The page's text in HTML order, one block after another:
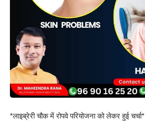
*लाइब्रेरी चौक में रोपवे परियोजना को लेकर हुई चर्चा*